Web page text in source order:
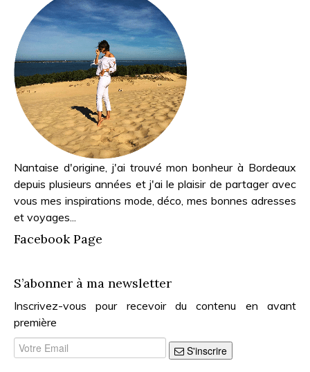
Nantaise d'origine, j'ai trouvé mon bonheur à Bordeaux
depuis plusieurs années et j'ai le plaisir de partager avec
vous mes inspirations mode, déco, mes bonnes adresses
et voyages...
Facebook Page
S’abonner à ma newsletter
Inscrivez-vous pour recevoir du contenu en avant
première
S'inscrire